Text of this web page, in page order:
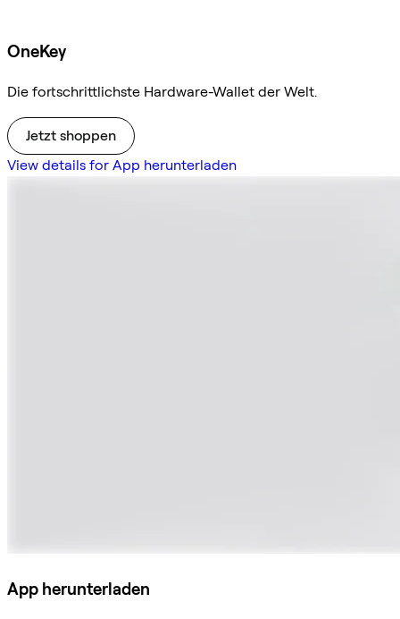
OneKey
Die fortschrittlichste Hardware-Wallet der Welt.
Jetzt shoppen
View details for App herunterladen
App herunterladen